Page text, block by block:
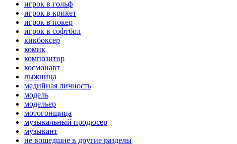
игрок в гольф
игрок в крикет
игрок в покер
игрок в софтбол
кикбоксер
комик
композитор
космонавт
лыжница
медийная личность
модель
модельер
мотогонщица
музыкальный продюсер
музыкант
не вошедшие в другие разделы